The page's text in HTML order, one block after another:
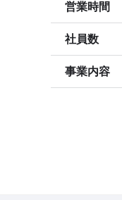
営業時間
社員数
事業内容